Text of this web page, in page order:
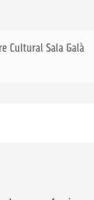
Cultural Sala Galà